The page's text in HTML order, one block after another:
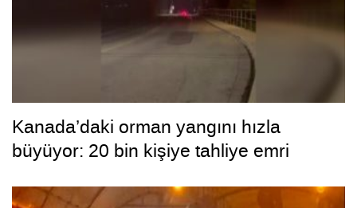
Kanada’daki orman yangını hızla
büyüyor: 20 bin kişiye tahliye emri